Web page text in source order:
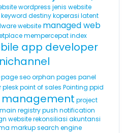
wordpress jenis website
keyword destinykoperasi latent
website managed web
mempercepat index
app developer
seoorphan pages panel
pleskpoint of sales Pointing ppid
project
registrypush notification
websiterekonsiliasi akuntansi
markupsearch engine